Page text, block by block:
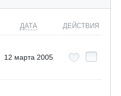
ДАТА ДЕЙСТВИЯ
12 марта 2005